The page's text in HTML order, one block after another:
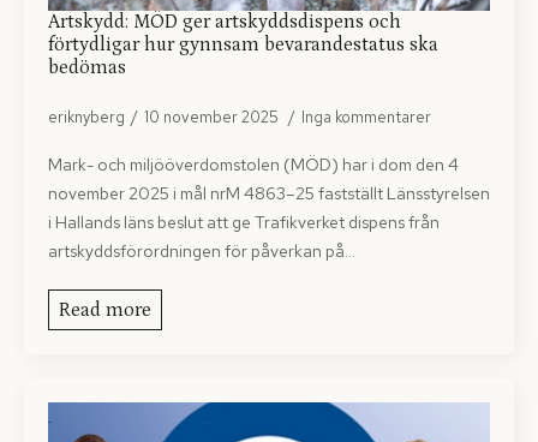
Artskydd: MÖD ger artskyddsdispens och
förtydligar hur gynnsam bevarandestatus ska
bedömas
eriknyberg 10 november 2025 Inga kommentarer
Mark- och miljööverdomstolen (MÖD) har i dom den 4
november 2025 i mål nrM 4863–25 fastställt Länsstyrelsen
i Hallands läns beslut att ge Trafikverket dispens från
artskyddsförordningen för påverkan på…
Read more